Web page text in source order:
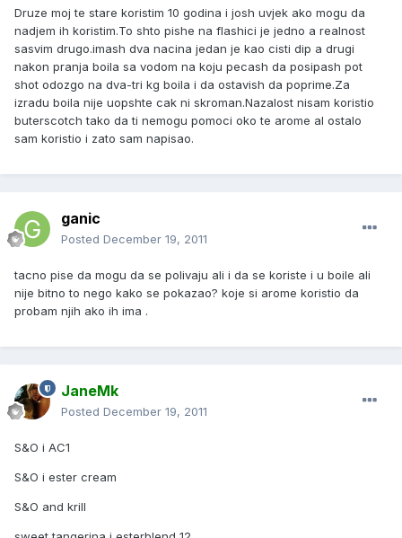
Druze moj te stare koristim 10 godina i josh uvjek ako mogu da
nadjem ih koristim.To shto pishe na flashici je jedno a realnost
sasvim drugo.imash dva nacina jedan je kao cisti dip a drugi
nakon pranja boila sa vodom na koju pecash da posipash pot
shot odozgo na dva-tri kg boila i da ostavish da poprime.Za
izradu boila nije uopshte cak ni skroman.Nazalost nisam koristio
buterscotch tako da ti nemogu pomoci oko te arome al ostalo
sam koristio i zato sam napisao.
ganic
Posted December 19, 2011
tacno pise da mogu da se polivaju ali i da se koriste i u boile ali
nije bitno to nego kako se pokazao? koje si arome koristio da
probam njih ako ih ima .
JaneMk
Posted December 19, 2011
S&O i AC1
S&O i ester cream
S&O and krill